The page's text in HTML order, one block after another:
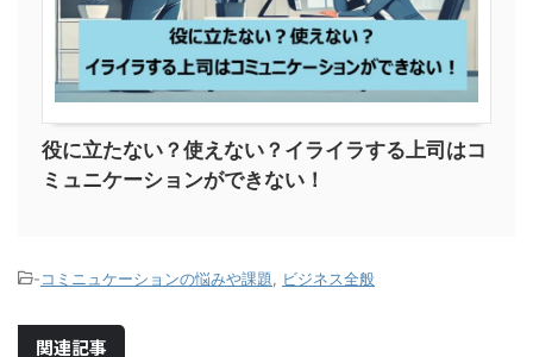
役に立たない？使えない？イライラする上司はコ
ミュニケーションができない！
-コミニュケーションの悩みや課題, ビジネス全般
関連記事